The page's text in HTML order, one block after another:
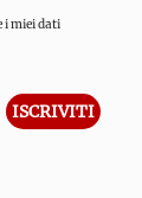
i miei dati